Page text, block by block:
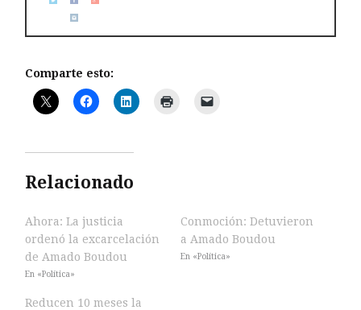
Comparte esto:
Relacionado
Ahora: La justicia
ordenó la excarcelación
de Amado Boudou
En «Política»
Conmoción: Detuvieron
a Amado Boudou
En «Política»
Reducen 10 meses la